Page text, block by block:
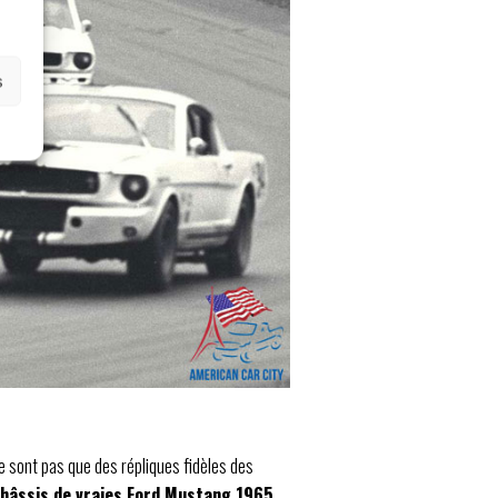
sont pas que des répliques fidèles des